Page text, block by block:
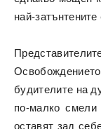
най-
будителите на
по-малко
оставят зад